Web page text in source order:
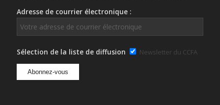
Adresse de courrier électronique :
Sélection de la liste de diffusion Newsletter du CCFA